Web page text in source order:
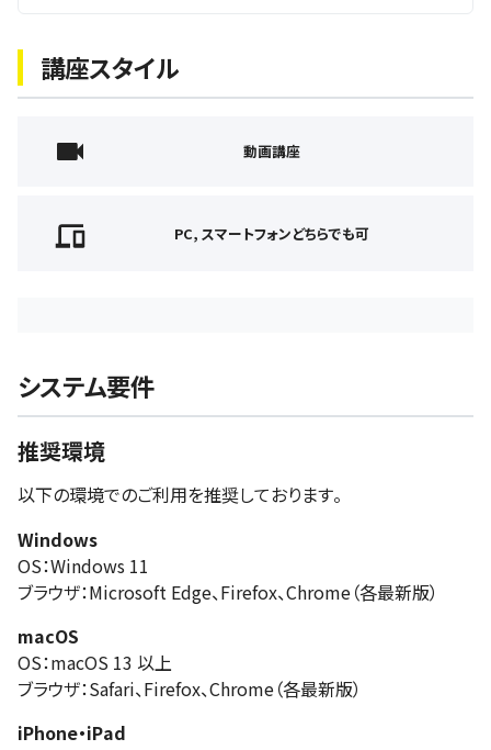
講座スタイル
動画講座
PC, スマートフォンどちらでも可
システム要件
推奨環境
以下の環境でのご利用を推奨しております。
Windows
OS：Windows 11
ブラウザ：Microsoft Edge、Firefox、Chrome（各最新版）
macOS
OS：macOS 13 以上
ブラウザ：Safari、Firefox、Chrome（各最新版）
iPhone・iPad